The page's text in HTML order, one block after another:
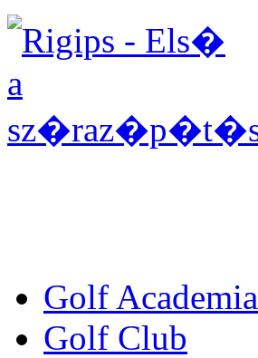
Golf Academia
Golf Club